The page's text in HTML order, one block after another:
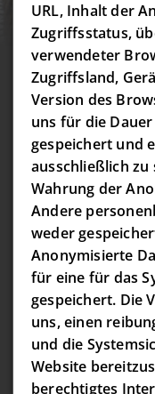
URL, Inhalt der
Zugriffsstatus,
verwendeter
Zugriffsland,
Version des
uns für die
gespeichert und
ausschließlich
Wahrung der
Andere
weder
Anonymisierte
für eine für das
gespeichert. Die
uns, einen
und die
Website
berechtigtes